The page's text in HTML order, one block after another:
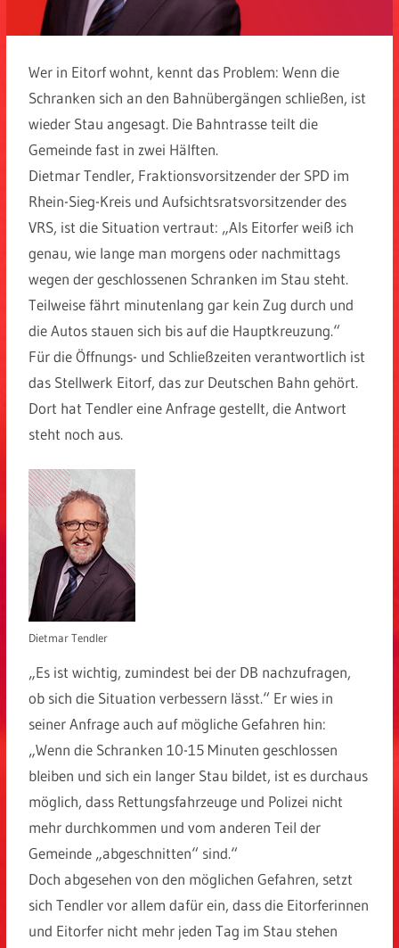
Wer in Eitorf wohnt, kennt das Problem: Wenn die
Schranken sich an den Bahnübergängen schließen, ist
wieder Stau angesagt. Die Bahntrasse teilt die
Gemeinde fast in zwei Hälften.
Dietmar Tendler, Fraktionsvorsitzender der SPD im
Rhein-Sieg-Kreis und Aufsichtsratsvorsitzender des
VRS, ist die Situation vertraut: „Als Eitorfer weiß ich
genau, wie lange man morgens oder nachmittags
wegen der geschlossenen Schranken im Stau steht.
Teilweise fährt minutenlang gar kein Zug durch und
die Autos stauen sich bis auf die Hauptkreuzung.“
Für die Öffnungs- und Schließzeiten verantwortlich ist
das Stellwerk Eitorf, das zur Deutschen Bahn gehört.
Dort hat Tendler eine Anfrage gestellt, die Antwort
steht noch aus.
Dietmar Tendler
„Es ist wichtig, zumindest bei der DB nachzufragen,
ob sich die Situation verbessern lässt.“ Er wies in
seiner Anfrage auch auf mögliche Gefahren hin:
„Wenn die Schranken 10-15 Minuten geschlossen
bleiben und sich ein langer Stau bildet, ist es durchaus
möglich, dass Rettungsfahrzeuge und Polizei nicht
mehr durchkommen und vom anderen Teil der
Gemeinde „abgeschnitten“ sind.“
Doch abgesehen von den möglichen Gefahren, setzt
sich Tendler vor allem dafür ein, dass die Eitorferinnen
und Eitorfer nicht mehr jeden Tag im Stau stehen